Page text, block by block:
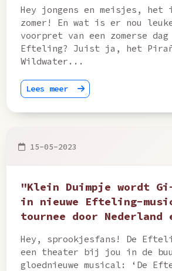
Hey jongens en meisjes,
zomer! En wat is er nou
voorpret van een zomerse
Efteling? Juist ja, het
Wildwater...
Lees meer
15-05-2023
"Klein Duimpje wordt
in nieuwe Efteling-
tournee door
Hey, sprookjesfans! De
een theater bij jou in de
gloednieuwe musical: ‘De